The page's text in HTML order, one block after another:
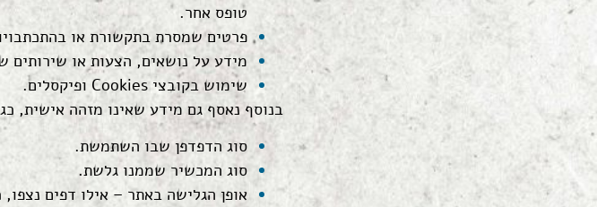
טופס אחר.
פרטים שמסרת בתקשורת או
מידע על נושאים, הצעות או שירותים
שימוש בקובצי Cookies ופיקסלים.
בנוסף נאסף גם מידע שאינו מזהה אישית,
סוג הדפדפן שבו השתמשת.
סוג המכשיר שממנו גלשת.
אופן הגלישה באתר – אילו דפים